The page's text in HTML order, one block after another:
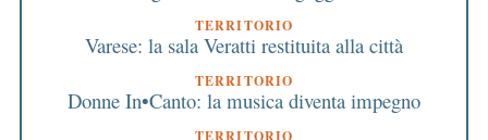
TERRITORIO
Varese: la sala Veratti restituita alla città
TERRITORIO
Donne In•Canto: la musica diventa impegno